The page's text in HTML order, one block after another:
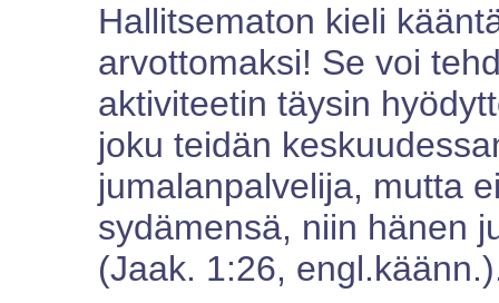
Hallitsematon kieli
arvottomaksi! Se voi
aktiviteetin täysin
joku teidän
jumalanpalvelija, mutta
sydämensä, niin hänen
(Jaak. 1:26,